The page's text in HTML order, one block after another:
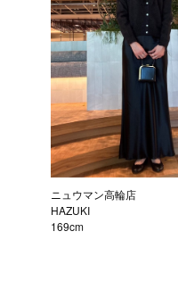
ニュウマン高輪店
HAZUKI
169cm